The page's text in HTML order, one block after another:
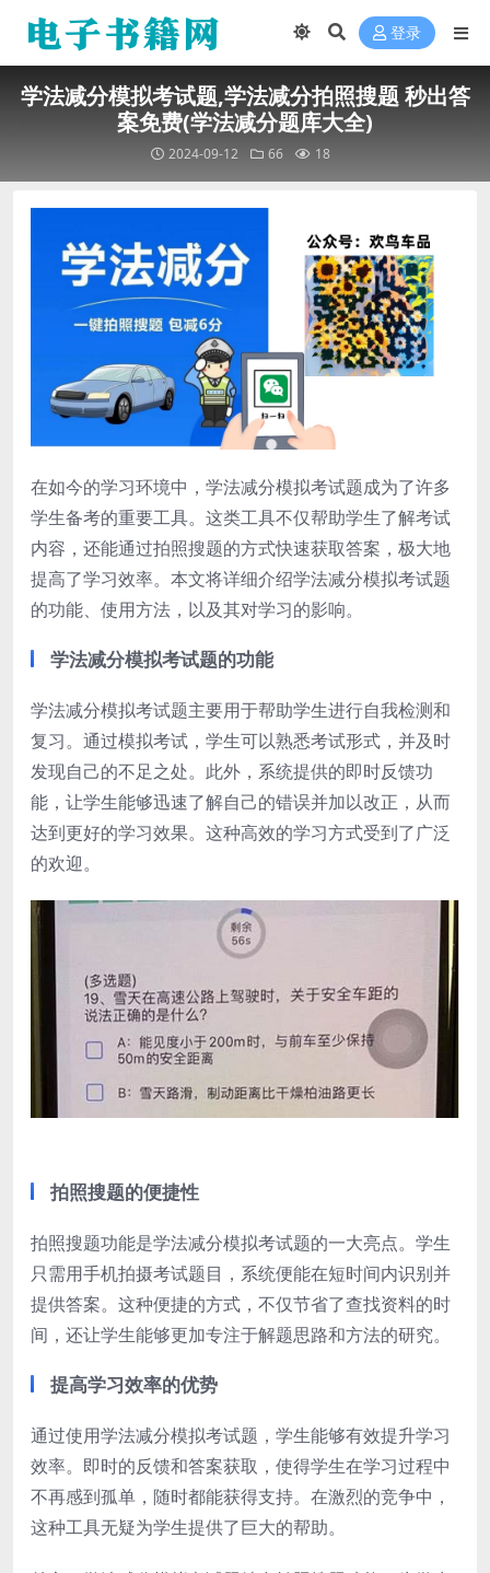
登录
学法减分模拟考试题,学法减分拍照搜题 秒出答
案免费(学法减分题库大全)
2024-09-12 66 18
在如今的学习环境中，学法减分模拟考试题成为了许多
学生备考的重要工具。这类工具不仅帮助学生了解考试
内容，还能通过拍照搜题的方式快速获取答案，极大地
提高了学习效率。本文将详细介绍学法减分模拟考试题
的功能、使用方法，以及其对学习的影响。
学法减分模拟考试题的功能
学法减分模拟考试题主要用于帮助学生进行自我检测和
复习。通过模拟考试，学生可以熟悉考试形式，并及时
发现自己的不足之处。此外，系统提供的即时反馈功
能，让学生能够迅速了解自己的错误并加以改正，从而
达到更好的学习效果。这种高效的学习方式受到了广泛
的欢迎。
拍照搜题的便捷性
拍照搜题功能是学法减分模拟考试题的一大亮点。学生
只需用手机拍摄考试题目，系统便能在短时间内识别并
提供答案。这种便捷的方式，不仅节省了查找资料的时
间，还让学生能够更加专注于解题思路和方法的研究。
提高学习效率的优势
通过使用学法减分模拟考试题，学生能够有效提升学习
效率。即时的反馈和答案获取，使得学生在学习过程中
不再感到孤单，随时都能获得支持。在激烈的竞争中，
这种工具无疑为学生提供了巨大的帮助。